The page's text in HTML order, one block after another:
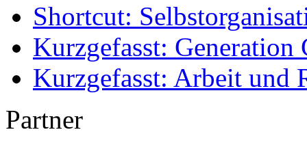
Shortcut:
Kurzgefasst: Generation
Kurzgefasst: Arbeit und
Partner